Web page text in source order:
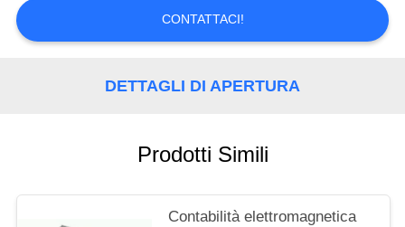
CONTATTACI!
DETTAGLI DI APERTURA
Prodotti Simili
Contabilità elettromagnetica